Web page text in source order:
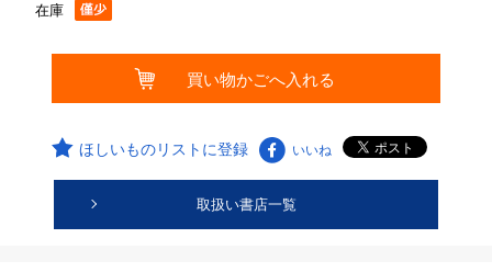
在庫
ほしいものリストに登録 いいね
取扱い書店一覧